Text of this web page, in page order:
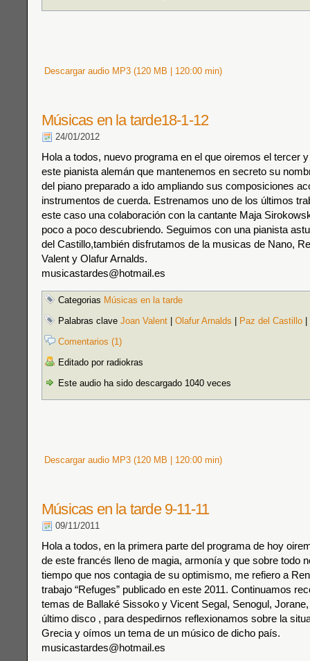
Descargar audio MP3 (120 MB | 120:00 min)
Músicas en la tarde18-1-12
24/01/2012
Hola a todos, nuevo programa en el que oiremos el tercer
este pianista alemán que mantenemos en secreto su
del piano preparado a ido ampliando sus composiciones
instrumentos de cuerda. Estrenamos uno de los últimos
este caso una colaboración con la cantante Maja
poco a poco descubriendo. Seguimos con una pianista
del Castillo,también disfrutamos de la musicas de Nano,
Valent y Olafur Arnalds.
musicastardes@hotmail.es
Categorias Músicas en la tarde
Palabras clave Joan Valent Olafur Arnalds Paz del Castillo
Comentarios (1)
Editado por radiokras
Este audio ha sido descargado 1040 veces
Descargar audio MP3 (120 MB | 120:00 min)
Músicas en la tarde 9-11-11
09/11/2011
Hola a todos, en la primera parte del programa de hoy
de este francés lleno de magia, armonía y que sobre todo
tiempo que nos contagia de su optimismo, me refiero a
trabajo “Refuges” publicado en este 2011. Continuamos
temas de Ballaké Sissoko y Vicent Segal, Senogul,
último disco , para despedirnos reflexionamos sobre la
Grecia y oímos un tema de un músico de dicho país.
musicastardes@hotmail.es